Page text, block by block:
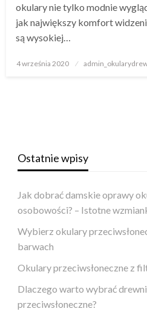
okulary nie tylko modnie
jak największy komfort
są wysokiej…
Napisano
4 września 2020
Ostatnie wpisy
Jak dobrać damskie oprawy
osobowości? – Istotne
Wybierz okulary
barwach
Okulary przeciwsłoneczne z
Dlaczego warto wybrać
przeciwsłoneczne?